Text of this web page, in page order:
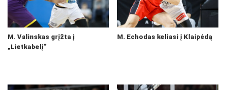
M. Valinskas grįžta į
„Lietkabelį“
M. Echodas keliasi į Klaipėdą